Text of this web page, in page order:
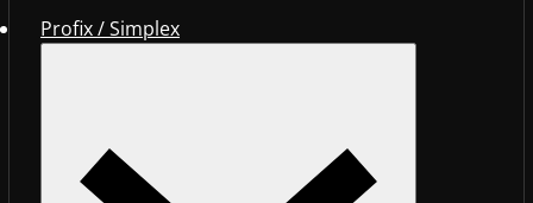
Profix / Simplex